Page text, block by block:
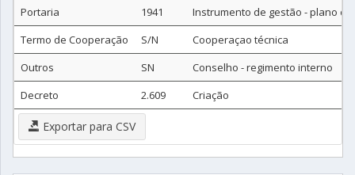
Portaria
1941
Instrumento de gestão - plano
Termo de Cooperação
S/N
Cooperaçao técnica
Outros
SN
Conselho - regimento interno
Decreto
2.609 Criação
Exportar para CSV